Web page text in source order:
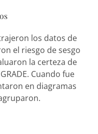
los datos de
el riesgo de sesgo
la certeza de
Cuando fue
en diagramas